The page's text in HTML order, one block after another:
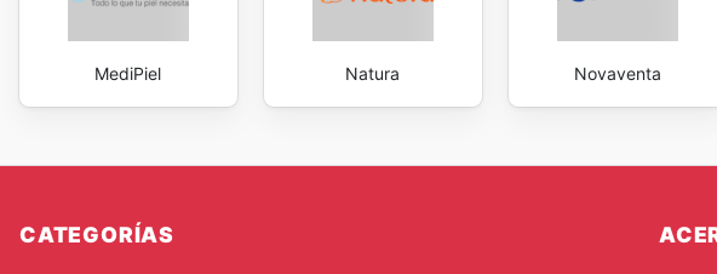
MediPiel Natura Novaventa
CATEGORÍAS